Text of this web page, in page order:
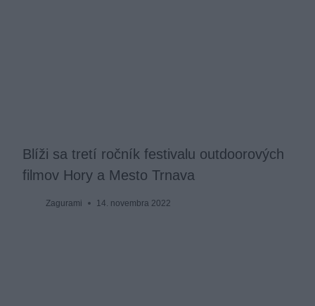
Blíži sa tretí ročník festivalu outdoorových
filmov Hory a Mesto Trnava
Zagurami 14. novembra 2022